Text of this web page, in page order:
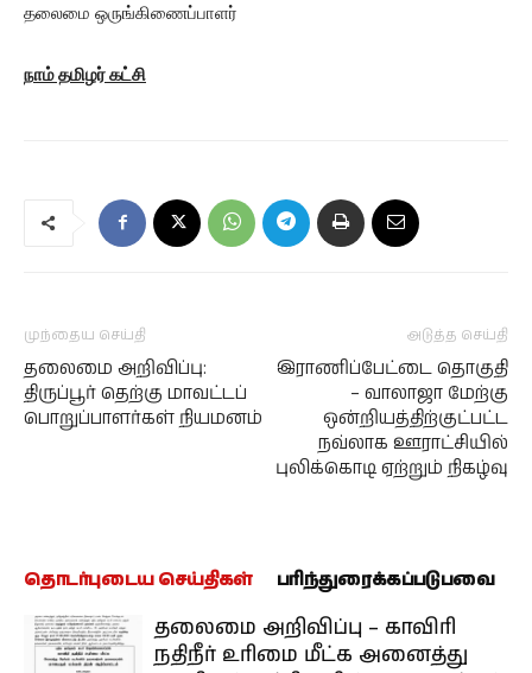
தலைமை ஒருங்கிணைப்பாளர்
நாம் தமிழர் கட்சி
முந்தைய செய்தி
தலைமை அறிவிப்பு:
திருப்பூர் தெற்கு மாவட்டப்
பொறுப்பாளர்கள் நியமனம்
அடுத்த செய்தி
இராணிப்பேட்டை தொகுதி
– வாலாஜா மேற்கு
ஒன்றியத்திற்குட்பட்ட
நவ்லாக ஊராட்சியில்
புலிக்கொடி ஏற்றும் நிகழ்வு
தொடர்புடைய செய்திகள் பரிந்துரைக்கப்படுபவை
தலைமை அறிவிப்பு – காவிரி
நதிநீர் உரிமை மீட்க அனைத்து